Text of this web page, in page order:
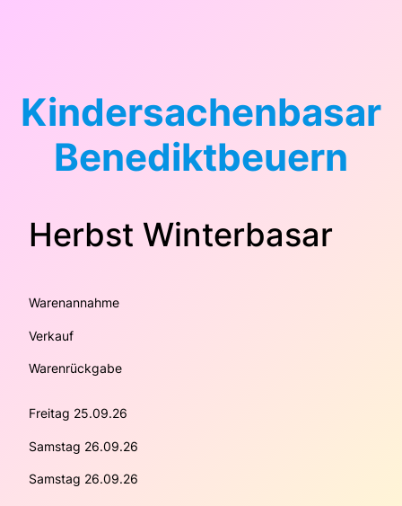
Kindersachenbasar
Benediktbeuern
Herbst Winterbasar
Warenannahme
Verkauf
Warenrückgabe
Freitag 25.09.26
Samstag 26.09.26
Samstag 26.09.26